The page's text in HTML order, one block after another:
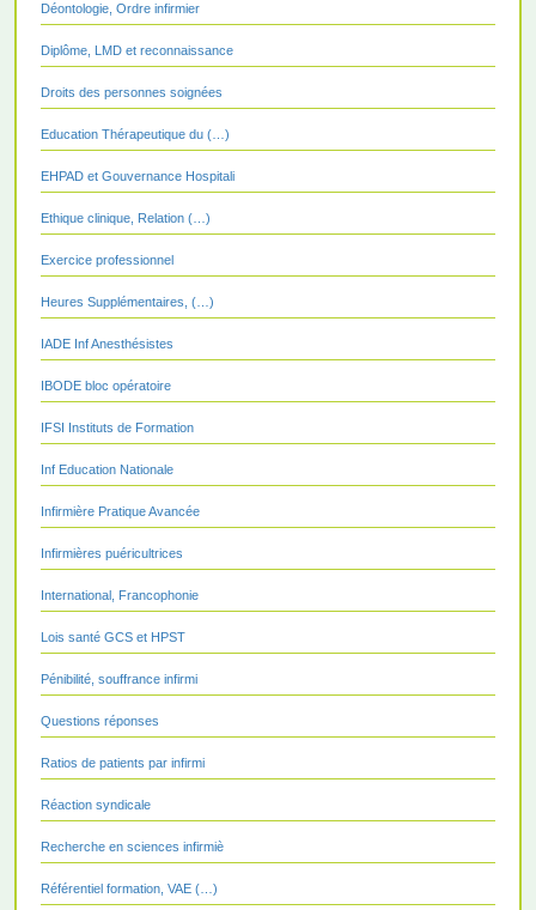
Déontologie, Ordre infirmier
Diplôme, LMD et reconnaissance
Droits des personnes soignées
Education Thérapeutique du (…)
EHPAD et Gouvernance Hospitali
Ethique clinique, Relation (…)
Exercice professionnel
Heures Supplémentaires, (…)
IADE Inf Anesthésistes
IBODE bloc opératoire
IFSI Instituts de Formation
Inf Education Nationale
Infirmière Pratique Avancée
Infirmières puéricultrices
International, Francophonie
Lois santé GCS et HPST
Pénibilité, souffrance infirmi
Questions réponses
Ratios de patients par infirmi
Réaction syndicale
Recherche en sciences infirmiè
Référentiel formation, VAE (…)